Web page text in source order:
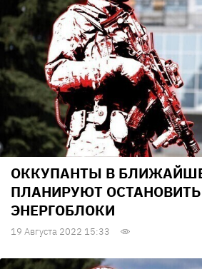
ОККУПАНТЫ В
ПЛАНИРУЮТ
ЭНЕРГОБЛОКИ
19 Августа 2022 15:33